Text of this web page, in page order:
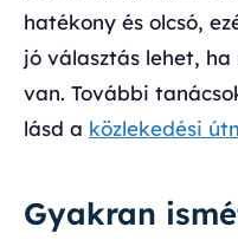
hatékony és olcsó,
jó választás lehet,
van. További
lásd a közlekedési
Gyakran